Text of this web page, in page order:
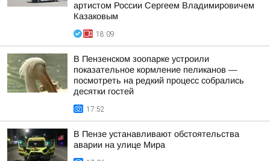
артистом России Сергеем Владимировичем
Казаковым
18:09
В Пензенском зоопарке устроили
показательное кормление пеликанов —
посмотреть на редкий процесс собрались
десятки гостей
17:52
В Пензе устанавливают обстоятельства
аварии на улице Мира